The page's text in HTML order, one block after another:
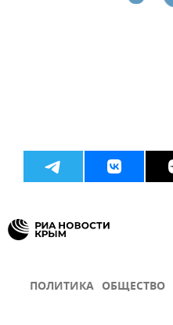
ПОЛИТИКА ОБЩЕСТВО